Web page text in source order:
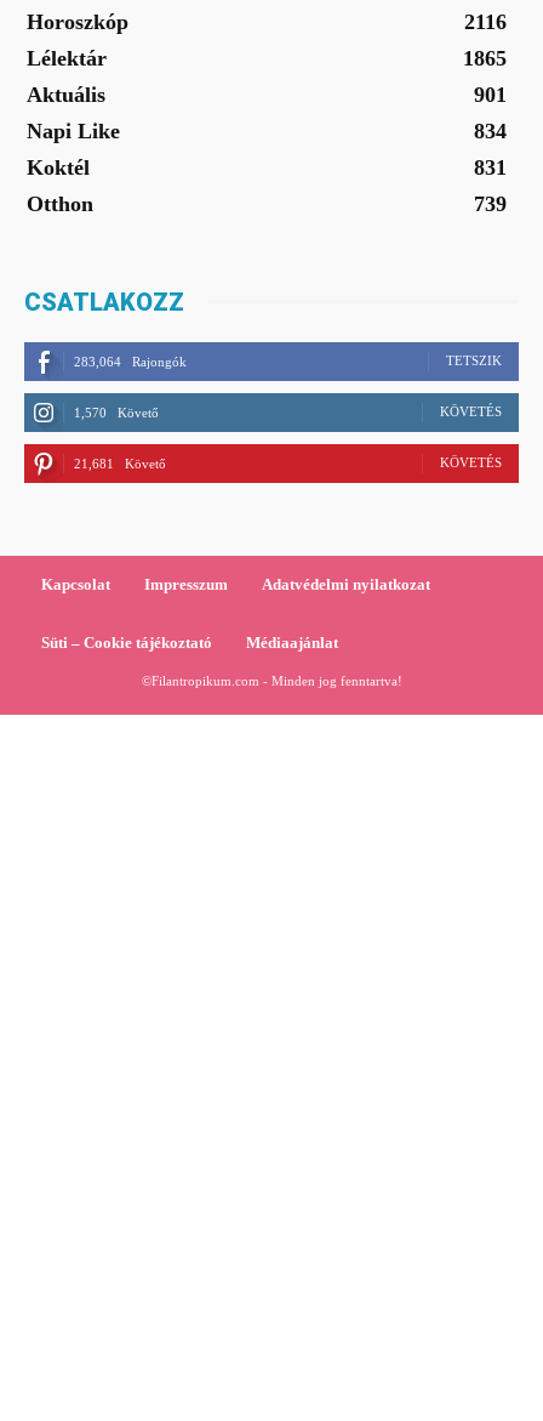
Horoszkóp
2116
Lélektár
1865
Aktuális
901
Napi Like
834
Koktél
831
Otthon
739
CSATLAKOZZ
283,064 Rajongók TETSZIK
1,570 Követő KÖVETÉS
21,681 Követő KÖVETÉS
Kapcsolat Impresszum Adatvédelmi nyilatkozat
Süti – Cookie tájékoztató Médiaajánlat
©Filantropikum.com - Minden jog fenntartva!